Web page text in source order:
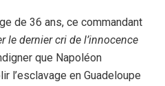
de 36 ans, ce commandant
le dernier cri de l’innocence
que Napoléon
l’esclavage en Guadeloupe